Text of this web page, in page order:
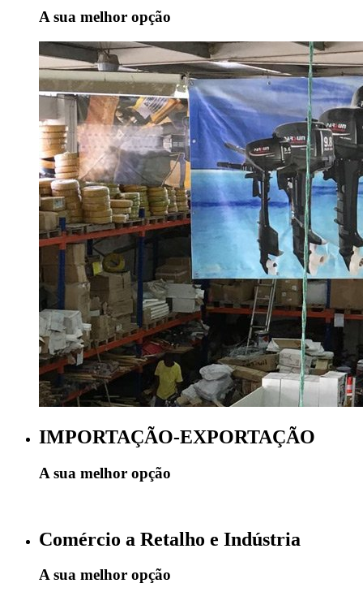
A sua melhor opção
IMPORTAÇÃO-EXPORTAÇÃO
A sua melhor opção
Comércio a Retalho e Indústria
A sua melhor opção